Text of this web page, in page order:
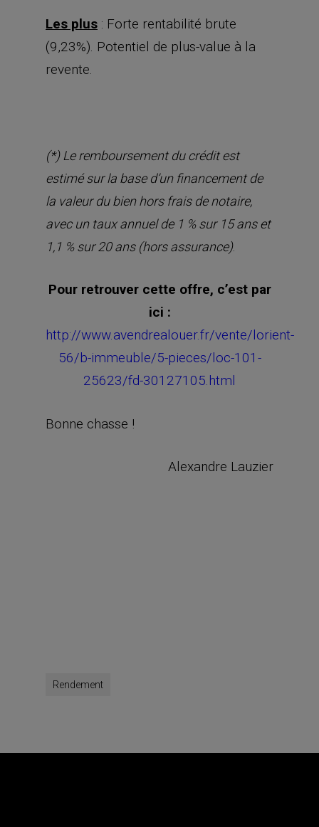
Les plus : Forte rentabilité brute
(9,23%). Potentiel de plus-value à la
revente.
(*) Le remboursement du crédit est
estimé sur la base d’un financement de
la valeur du bien hors frais de notaire,
avec un taux annuel de 1 % sur 15 ans et
1,1 % sur 20 ans (hors assurance).
Pour retrouver cette offre, c’est par
ici :
http://www.avendrealouer.fr/vente/lorient-
56/b-immeuble/5-pieces/loc-101-
25623/fd-30127105.html
Bonne chasse !
Alexandre Lauzier
Rendement